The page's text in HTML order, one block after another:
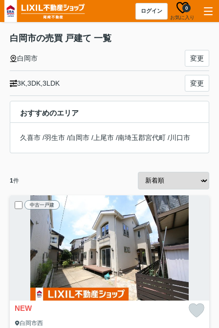
ログイン
お気に入り
0
白岡市の売買 戸建て 一覧
白岡市 変更
3K,3DK,3LDK 変更
おすすめのエリア
久喜市 /羽生市 /白岡市 / 上尾市 /南埼玉郡宮代町 /川口市
1件
中古一戸建
NEW
白岡市西